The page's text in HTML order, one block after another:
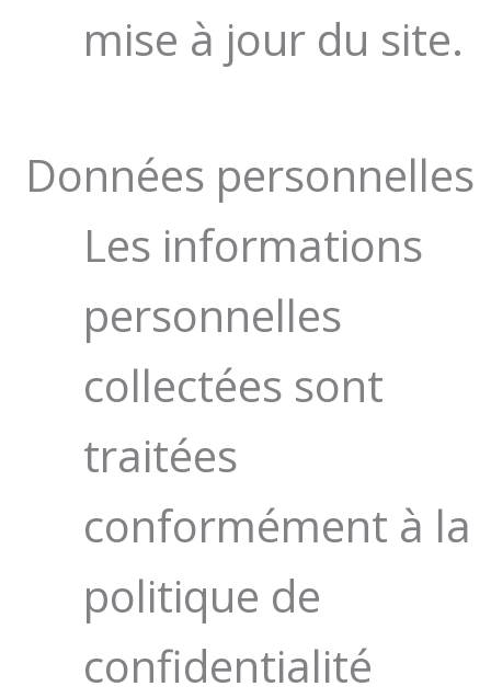
mise à jour du site.
Données personnelles
Les informations
personnelles
collectées sont
traitées
conformément à la
politique de
confidentialité